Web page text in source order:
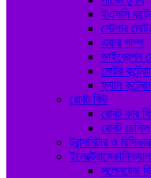
ইএসসি
স্টেপার
এয়ার পাম্প
ভাইব্রেশন
মোটর
ফ্যান
রোবট কিট
রোবট কার
রোবট চেসিস
ট্রান্সমিটার ও রিসিভার
ইলেক্ট্রোমেকানিক্যাল
সলেনয়েড